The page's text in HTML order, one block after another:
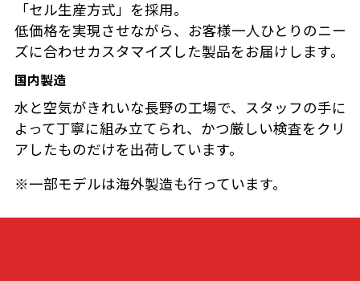
「セル生産方式」を採用。
低価格を実現させながら、お客様一人ひとりのニー
ズに合わせカスタマイズした製品をお届けします。
国内製造
水と空気がきれいな長野の工場で、スタッフの手に
よって丁寧に組み立てられ、かつ厳しい検査をクリ
アしたものだけを出荷しています。
※一部モデルは海外製造も行っています。